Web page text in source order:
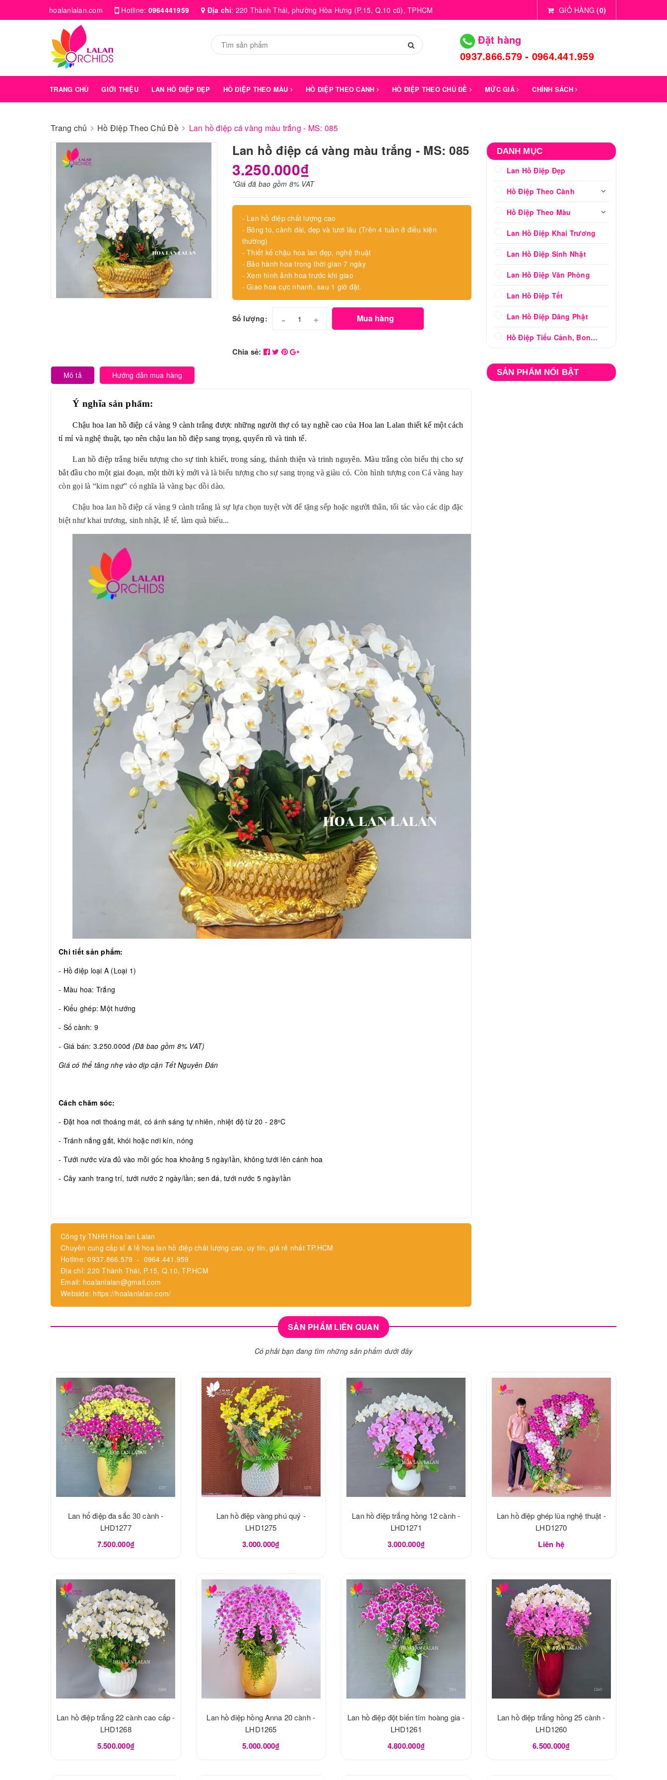
hoalanlalan.com Hotline: 0964441959 Địa chỉ: 220 Thành Thái, phường Hòa Hưng (P.15, Q.10 cũ), TPHCM GIỎ HÀNG (0)
Đặt hàng
0937.866.579 - 0964.441.959
TRANG CHỦ GIỚI THIỆU LAN HỒ ĐIỆP ĐẸP HỒ ĐIỆP THEO MÀU HỒ ĐIỆP THEO CÀNH HỒ ĐIỆP THEO CHỦ ĐỀ MỨC GIÁ CHÍNH SÁCH
Trang chủ Hồ Điệp Theo Chủ Đề Lan hồ điệp cá vàng màu trắng - MS: 085
Lan hồ điệp cá vàng màu trắng - MS: 085
3.250.000₫
*Giá đã bao gồm 8% VAT
- Lan hồ điệp chất lượng cao
- Bông to, cành dài, đẹp và tươi lâu (Trên 4 tuần ở điều kiện
thường)
- Thiết kế chậu hoa lan đẹp, nghệ thuật
- Bảo hành hoa trong thời gian 7 ngày
- Xem hình ảnh hoa trước khi giao
- Giao hoa cực nhanh, sau 1 giờ đặt.
Số lượng: - + Mua hàng
Chia sẻ:
Mô tả Hướng dẫn mua hàng
Ý nghĩa sản phẩm:
Chậu hoa lan hồ điệp cá vàng 9 cành trắng được những người thợ có tay nghề cao của Hoa lan Lalan thiết kế một cách
tỉ mỉ và nghệ thuật, tạo nên chậu lan hồ điệp sang trọng, quyến rũ và tinh tế.
Lan hồ điệp trắng biểu tượng cho sự tinh khiết, trong sáng, thánh thiện và trinh nguyên. Màu trắng còn biểu thị cho sự
bắt đầu cho một giai đoạn, một thời kỳ mới và là biểu tượng cho sự sang trọng và giàu có. Còn hình tượng con Cá vàng hay
còn gọi là “kim ngư” có nghĩa là vàng bạc dồi dào.
Chậu hoa lan hồ điệp cá vàng 9 cành trắng là sự lựa chọn tuyệt vời để tặng sếp hoặc người thân, tối tác vào các dịp đặc
biệt như khai trương, sinh nhật, lễ tế, làm quà biếu...
Chi tiết sản phẩm:
- Hồ điệp loại A (Loại 1)
- Màu hoa: Trắng
- Kiểu ghép: Một hướng
- Số cành: 9
- Giá bán: 3.250.000đ (Đã bao gồm 8% VAT)
Giá có thể tăng nhẹ vào dịp cận Tết Nguyên Đán
Cách chăm sóc:
- Đặt hoa nơi thoáng mát, có ánh sáng tự nhiên, nhiệt độ từ 20 - 28oC
- Tránh nắng gắt, khói hoặc nơi kín, nóng
- Tưới nước vừa đủ vào mỗi gốc hoa khoảng 5 ngày/lần, không tưới lên cánh hoa
- Cây xanh trang trí, tưới nước 2 ngày/lần; sen đá, tưới nước 5 ngày/lần
Công ty TNHH Hoa lan Lalan
Chuyên cung cấp sỉ & lẻ hoa lan hồ điệp chất lượng cao, uy tín, giá rẻ nhất TP.HCM
Hotline: 0937.866.579 - 0964.441.959
Địa chỉ: 220 Thành Thái, P.15, Q.10, TP.HCM
Email: hoalanlalan@gmail.com
Webside: https://hoalanlalan.com/
DANH MỤC
Lan Hồ Điệp Đẹp
Hồ Điệp Theo Cành
Hồ Điệp Theo Màu
Lan Hồ Điệp Khai Trương
Lan Hồ Điệp Sinh Nhật
Lan Hồ Điệp Văn Phòng
Lan Hồ Điệp Tết
Lan Hồ Điệp Dâng Phật
Hồ Điệp Tiểu Cảnh, Bonsai
SẢN PHẨM NỔI BẬT
SẢN PHẨM LIÊN QUAN
Có phải bạn đang tìm những sản phẩm dưới đây
Lan hổ điệp đa sắc 30 cành -
LHD1277
7.500.000₫
Lan hồ điệp vàng phú quý -
LHD1275
3.000.000₫
Lan hồ điệp trắng hồng 12 cành -
LHD1271
3.000.000₫
Lan hồ điệp ghép lũa nghệ thuật -
LHD1270
Liên hệ
Lan hồ điệp trắng 22 cành cao cấp -
LHD1268
5.500.000₫
Lan hồ điệp hồng Anna 20 cành -
LHD1265
5.000.000₫
Lan hồ điệp đột biến tím hoàng gia -
LHD1261
4.800.000₫
Lan hồ điệp trắng hồng 25 cành -
LHD1260
6.500.000₫